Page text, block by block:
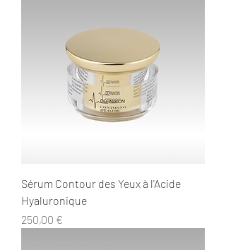
Sérum Contour des Yeux à l'Acide
Hyaluronique
Prix
250,00 €